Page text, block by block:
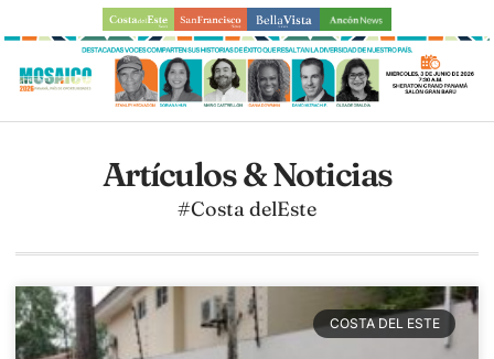
Artículos & Noticias
#Costa delEste
COSTA DEL ESTE